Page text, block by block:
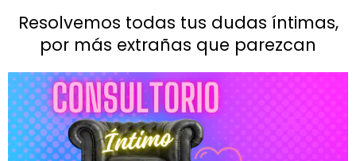
Resolvemos todas tus dudas íntimas,
por más extrañas que parezcan